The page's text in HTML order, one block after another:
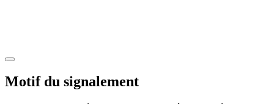
Motif du signalement